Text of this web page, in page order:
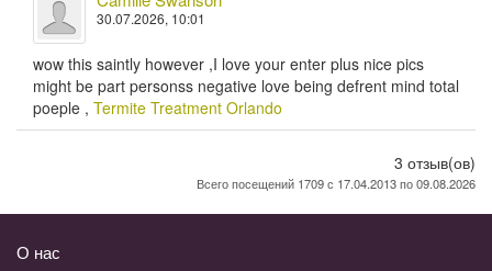
30.07.2026, 10:01
wow this saintly however ,I love your enter plus nice pics
might be part personss negative love being defrent mind total
poeple , Termite Treatment Orlando
3 отзыв(ов)
Всего посещений 1709 с 17.04.2013 по 09.08.2026
О нас